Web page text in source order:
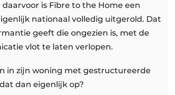
is Fibre to the Home een
nationaal volledig uitgerold. Dat
geeft die ongezien is, met de
vlot te laten verlopen.
in zijn woning met gestructureerde
dan eigenlijk op?